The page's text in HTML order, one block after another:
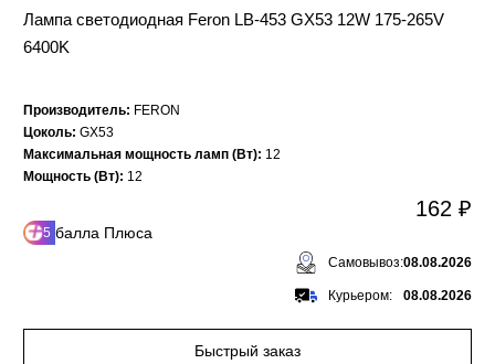
Лампа светодиодная Feron LB-453 GX53 12W 175-265V
6400K
Производитель: FERON
Цоколь: GX53
Максимальная мощность ламп (Вт): 12
Мощность (Вт): 12
5 балла Плюса
162 ₽
Самовывоз:08.08.2026
Курьером: 08.08.2026
Быстрый заказ